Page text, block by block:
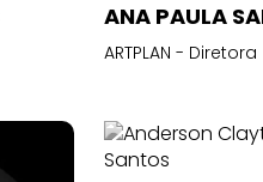
ANA PAULA
ARTPLAN -